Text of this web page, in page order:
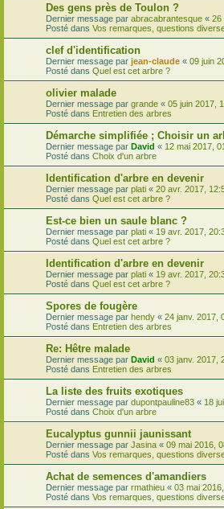
Des gens près de Toulon ?
Dernier message par abracabrantesque « 26
Posté dans Vos remarques, questions
clef d'identification
Dernier message par jean-claude « 09 juin
Posté dans Quel est cet arbre ?
olivier malade
Dernier message par grande « 05 juin 2017,
Posté dans Entretien des arbres
Démarche simplifiée ; Choisir un
Dernier message par David « 12 mai 2017,
Posté dans Choix d'un arbre
Identification d'arbre en devenir
Dernier message par plati « 20 avr. 2017,
Posté dans Quel est cet arbre ?
Est-ce bien un saule blanc ?
Dernier message par plati « 19 avr. 2017,
Posté dans Quel est cet arbre ?
Identification d'arbre en devenir
Dernier message par plati « 19 avr. 2017,
Posté dans Quel est cet arbre ?
Spores de fougère
Dernier message par hendy « 24 janv. 2017,
Posté dans Entretien des arbres
Re: Hêtre malade
Dernier message par David « 03 janv. 2017,
Posté dans Entretien des arbres
La liste des fruits exotiques
Dernier message par dupontpauline83 « 18
Posté dans Choix d'un arbre
Eucalyptus gunnii jaunissant
Dernier message par Jasina « 09 mai 2016,
Posté dans Vos remarques, questions
Achat de semences d'amandiers
Dernier message par rmathieu « 03 mai
Posté dans Vos remarques, questions